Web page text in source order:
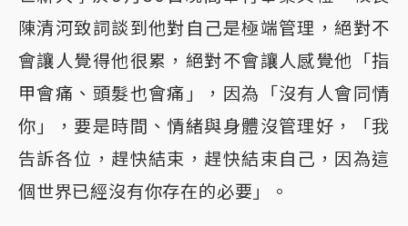
陳清河致詞談到他對自己是極端管理，絕對不
會讓人覺得他很累，絕對不會讓人感覺他「指
甲會痛、頭髮也會痛」，因為「沒有人會同情
你」，要是時間、情緒與身體沒管理好，「我
告訴各位，趕快結束，趕快結束自己，因為這
個世界已經沒有你存在的必要」。